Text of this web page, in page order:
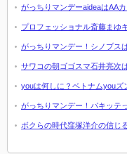
がっちりマンデーaideaはAA
プロフェッショナル斎藤まゆ
がっちりマンデー！シノプス
サワコの朝ゴゴスマ石井亮次
youは何しに？ベトナムyouズ
がっちりマンデー！パキッテ
ボクらの時代窪塚洋介の信じ